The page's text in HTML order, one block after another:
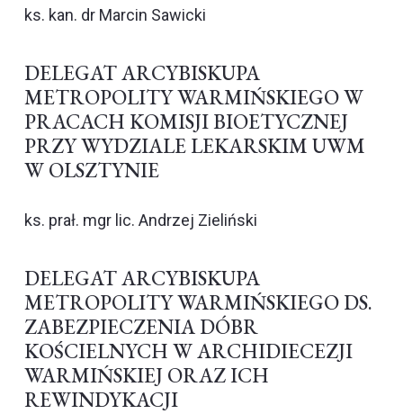
ks. kan. dr Marcin Sawicki
DELEGAT ARCYBISKUPA
METROPOLITY WARMIŃSKIEGO W
PRACACH KOMISJI BIOETYCZNEJ
PRZY WYDZIALE LEKARSKIM UWM
W OLSZTYNIE
ks. prał. mgr lic. Andrzej Zieliński
DELEGAT ARCYBISKUPA
METROPOLITY WARMIŃSKIEGO DS.
ZABEZPIECZENIA DÓBR
KOŚCIELNYCH W ARCHIDIECEZJI
WARMIŃSKIEJ ORAZ ICH
REWINDYKACJI